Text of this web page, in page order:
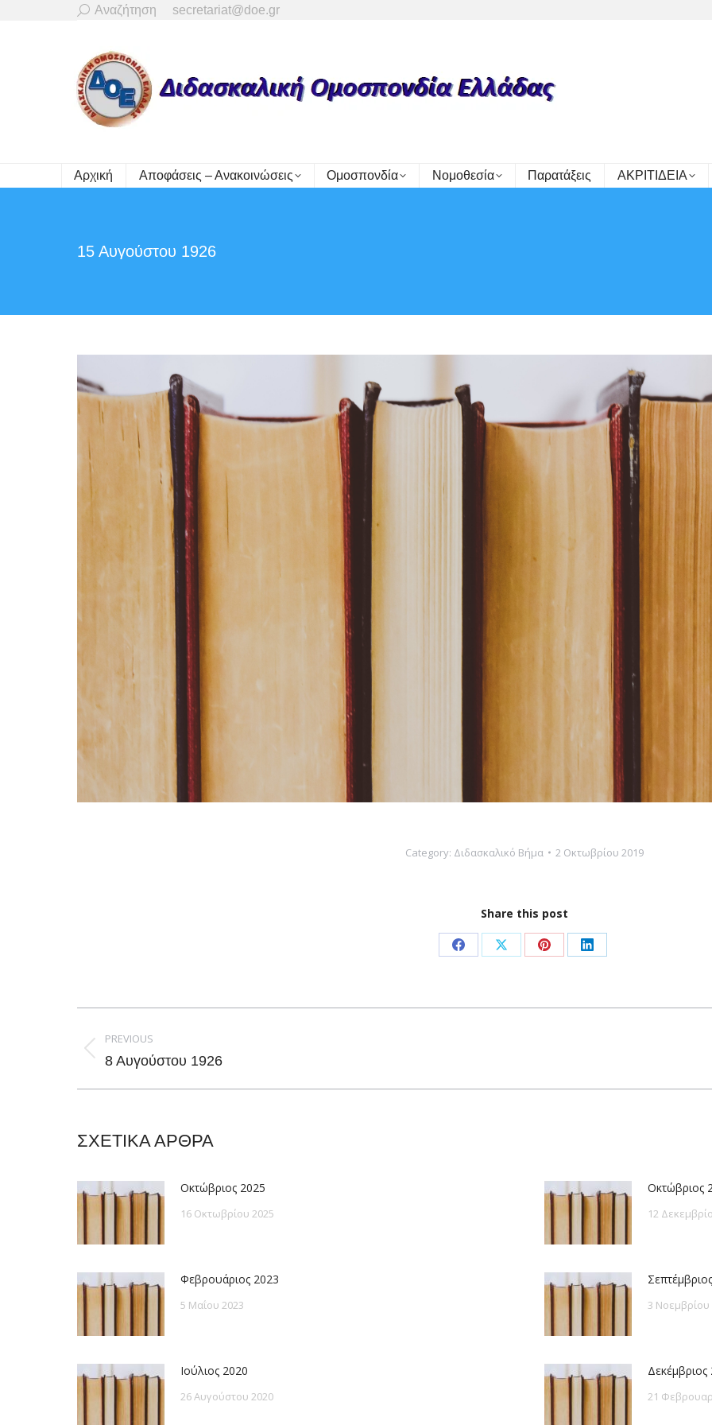
Search:
Αναζήτηση secretariat@doe.gr
Αρχική Αποφάσεις – Ανακοινώσεις Ομοσπονδία Νομοθεσία Παρατάξεις ΑΚΡΙΤΙΔΕΙΑ
15 Αυγούστου 1926
Category: Διδασκαλικό Βήμα 2 Οκτωβρίου 2019
Share this post
Share
Facebook
Share
X
Share
Pinterest
Share
LinkedIn
navigation
PREVIOUS
Previous
8 Αυγούστου 1926
ΣΧΕΤΙΚΑ ΑΡΘΡΑ
Οκτώβριος 2025
16 Οκτωβρίου 2025
Οκτώβριος
12
Φεβρουάριος 2023
5 Μαΐου 2023 3 Νοεμβρίου
Ιούλιος 2020
26 Αυγούστου 2020
Δεκέμβριος
21